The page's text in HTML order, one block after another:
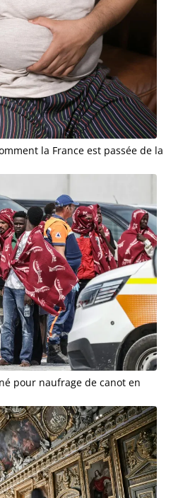
la France est passée de la
pour naufrage de canot en